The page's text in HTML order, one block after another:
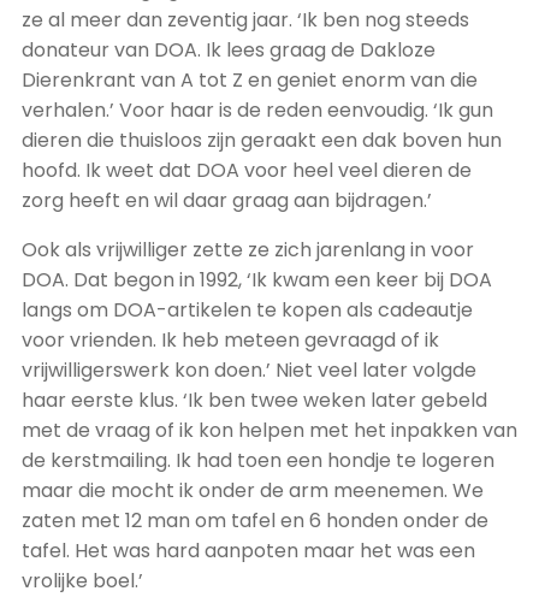
ze al meer dan zeventig jaar. ‘Ik ben nog steeds
donateur van DOA. Ik lees graag de Dakloze
Dierenkrant van A tot Z en geniet enorm van die
verhalen.’ Voor haar is de reden eenvoudig. ‘Ik gun
dieren die thuisloos zijn geraakt een dak boven hun
hoofd. Ik weet dat DOA voor heel veel dieren de
zorg heeft en wil daar graag aan bijdragen.’
Ook als vrijwilliger zette ze zich jarenlang in voor
DOA. Dat begon in 1992, ‘Ik kwam een keer bij DOA
langs om DOA-artikelen te kopen als cadeautje
voor vrienden. Ik heb meteen gevraagd of ik
vrijwilligerswerk kon doen.’ Niet veel later volgde
haar eerste klus. ‘Ik ben twee weken later gebeld
met de vraag of ik kon helpen met het inpakken van
de kerstmailing. Ik had toen een hondje te logeren
maar die mocht ik onder de arm meenemen. We
zaten met 12 man om tafel en 6 honden onder de
tafel. Het was hard aanpoten maar het was een
vrolijke boel.’